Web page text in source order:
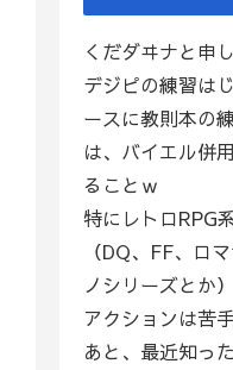
くだダヰナと申
デジピの練習は
ースに教則本の
は、バイエル併
ることｗ
特にレトロRPG
（DQ、FF、ロ
ノシリーズとか）
アクションは苦
あと、最近知っ